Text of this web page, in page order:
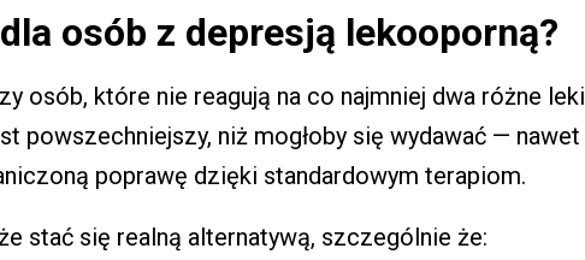
osób z depresją lekooporną?
osób, które nie reagują na co najmniej dwa różne leki
powszechniejszy, niż mogłoby się wydawać — nawet
poprawę dzięki standardowym terapiom.
stać się realną alternatywą, szczególnie że: